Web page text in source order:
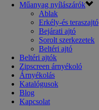
Műanyag nyílászárók
Ablak
Erkély-és teraszajtó
Bejárati ajtó
Sorolt szerkezetek
Beltéri ajtó
Beltéri ajtók
Zipscreen árnyékoló
Árnyékolás
Katalógusok
Blog
Kapcsolat